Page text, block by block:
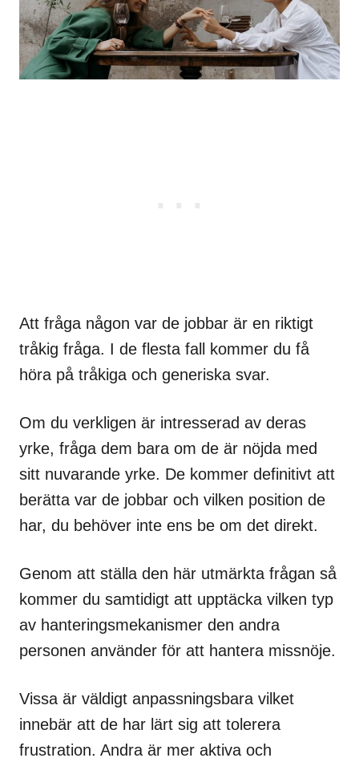
Att fråga någon var de jobbar är en riktigt
tråkig fråga. I de flesta fall kommer du få
höra på tråkiga och generiska svar.
Om du verkligen är intresserad av deras
yrke, fråga dem bara om de är nöjda med
sitt nuvarande yrke. De kommer definitivt att
berätta var de jobbar och vilken position de
har, du behöver inte ens be om det direkt.
Genom att ställa den här utmärkta frågan så
kommer du samtidigt att upptäcka vilken typ
av hanteringsmekanismer den andra
personen använder för att hantera missnöje.
Vissa är väldigt anpassningsbara vilket
innebär att de har lärt sig att tolerera
frustration. Andra är mer aktiva och